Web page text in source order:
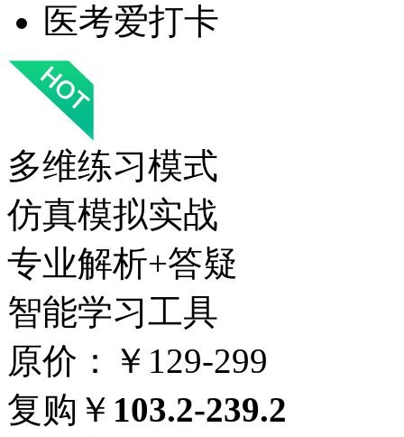
医考爱打卡
多维练习模式
仿真模拟实战
专业解析+答疑
智能学习工具
原价：￥129-299
复购￥ 103.2-239.2